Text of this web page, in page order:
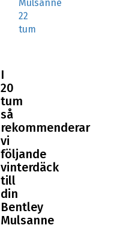
Mulsanne
22
tum
I
20
tum
så
rekommenderar
vi
följande
vinterdäck
till
din
Bentley
Mulsanne